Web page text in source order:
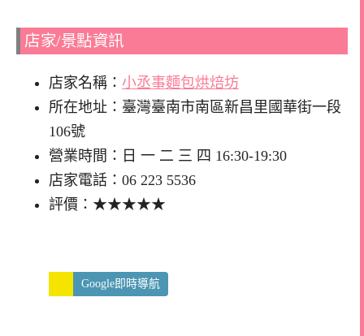
店家/景點資訊
店家名稱： 小丞事麵包烘焙坊
所在地址：臺灣臺南市南區新昌里國華街一段
106號
營業時間：日 一 二 三 四 16:30-19:30
店家電話：06 223 5536
評價：★★★★★
Google即時導航